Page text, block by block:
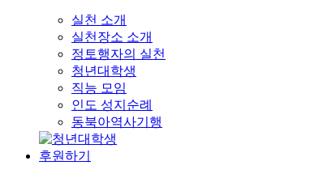
실천 소개
실천장소 소개
정토행자의 실천
청년대학생
직능 모임
인도 성지순례
동북아역사기행
후원하기